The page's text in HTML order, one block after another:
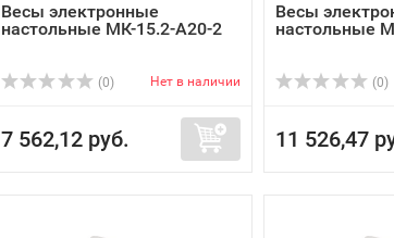
Весы электронные
настольные МК-15.2-А20-2
(0) Нет в наличии
7 562,12 руб.
Весы
настольные
(0)
11 526,47